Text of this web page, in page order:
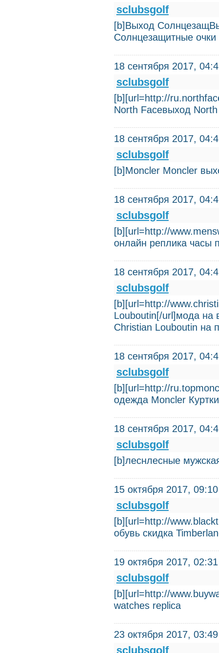
sclubsgolf
[b]Выход
Солнцезащитные очки
18 сентября 2017,
sclubsgolf
[b][url=http://
North Faceвыход
18 сентября 2017,
sclubsgolf
[b]Moncler Moncler
18 сентября 2017,
sclubsgolf
[b][url=http://
онлайн реплика часы
18 сентября 2017,
sclubsgolf
[b][url=http://
Louboutin[/url]мода на
Christian Louboutin на
18 сентября 2017,
sclubsgolf
[b][url=http://
одежда Moncler
18 сентября 2017,
sclubsgolf
[b]леснлесные
15 октября 2017, 09:10
sclubsgolf
[b][url=http://
обувь скидка
19 октября 2017, 02:31
sclubsgolf
[b][url=http://
watches replica
23 октября 2017, 03:49
sclubsgolf